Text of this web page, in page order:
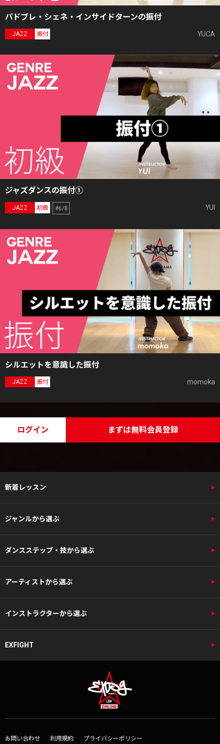
パドブレ・シェネ・インサイドターンの振付
JAZZ 振付 YUCA
ジャズダンスの振付①
JAZZ 初級 #6/8 YUI
シルエットを意識した振付
JAZZ 振付 momoka
ログイン まずは無料会員登録
新着レッスン
ジャンルから選ぶ
ダンスステップ・技から選ぶ
アーティストから選ぶ
インストラクターから選ぶ
EXFIGHT
お問い合わせ 利用規約 プライバシーポリシー